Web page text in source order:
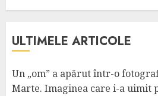
ULTIMELE ARTICOLE
Un „om” a apărut într-o
Marte. Imaginea care i-a uimit